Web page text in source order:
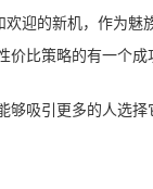
迎的新机，作为魅
比策略的有一个成
够吸引更多的人选